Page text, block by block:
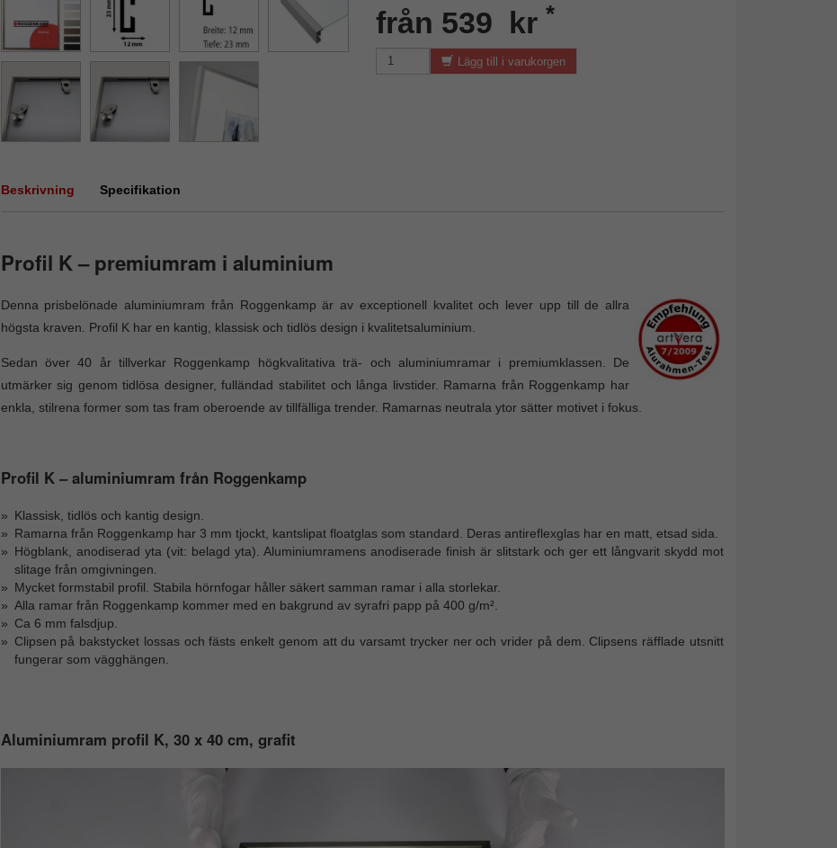
från 539 kr *
Lägg till i varukorgen
Beskrivning Specifikation
Profil K – premiumram i aluminium
Denna prisbelönade aluminiumram från Roggenkamp är av exceptionell kvalitet och lever upp till de allra
högsta kraven. Profil K har en kantig, klassisk och tidlös design i kvalitetsaluminium.
Sedan över 40 år tillverkar Roggenkamp högkvalitativa trä- och aluminiumramar i premiumklassen. De
utmärker sig genom tidlösa designer, fulländad stabilitet och långa livstider. Ramarna från Roggenkamp har
enkla, stilrena former som tas fram oberoende av tillfälliga trender. Ramarnas neutrala ytor sätter motivet i fokus.
Profil K – aluminiumram från Roggenkamp
Klassisk, tidlös och kantig design.
Ramarna från Roggenkamp har 3 mm tjockt, kantslipat floatglas som standard. Deras antireflexglas har en matt, etsad sida.
Högblank, anodiserad yta (vit: belagd yta). Aluminiumramens anodiserade finish är slitstark och ger ett långvarit skydd mot
slitage från omgivningen.
Mycket formstabil profil. Stabila hörnfogar håller säkert samman ramar i alla storlekar.
Alla ramar från Roggenkamp kommer med en bakgrund av syrafri papp på 400 g/m².
Ca 6 mm falsdjup.
Clipsen på bakstycket lossas och fästs enkelt genom att du varsamt trycker ner och vrider på dem. Clipsens räfflade utsnitt
fungerar som vägghängen.
Aluminiumram profil K, 30 x 40 cm, grafit